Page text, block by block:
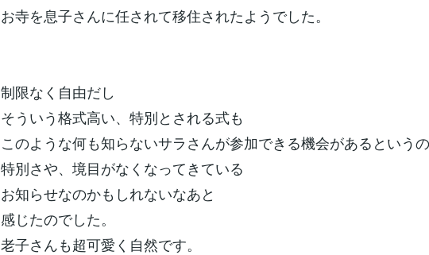
お寺を息子さんに任されて移住されたようでした。
制限なく自由だし
そういう格式高い、特別とされる式も
このような何も知らないサラさんが参加できる機会があるという
特別さや、境目がなくなってきている
お知らせなのかもしれないなあと
感じたのでした。
老子さんも超可愛く自然です。